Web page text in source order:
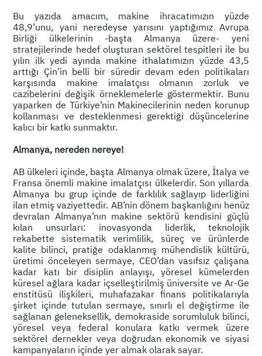
Bu yazıda amacım, makine ihracatımızın yüzde
48,9’unu, yani neredeyse yarısını yaptığımız Avrupa
Birliği ülkelerinin -başta Almanya üzere- yeni
stratejilerinde hedef oluşturan sektörel tespitleri ile bu
yılın ilk yedi ayında makine ithalatımızın yüzde 43,5
arttığı Çin’in belli bir süredir devam eden politikaları
karşısında makine imalatçısı olmanın zorluk ve
cazibelerini değişik örneklemelerle göstermektir. Bunu
yaparken de Türkiye’nin Makinecilerinin neden korunup
kollanması ve desteklenmesi gerektiği düşüncelerine
kalıcı bir katkı sunmaktır.
Almanya, nereden nereye!
AB ülkeleri içinde, başta Almanya olmak üzere, İtalya ve
Fransa önemli makine imalatçısı ülkelerdir. Son yıllarda
Almanya bu grup içinde de farklılık sağlayıp liderliğini
ilan etmiş vaziyettedir. AB’nin dönem başkanlığını henüz
devralan Almanya’nın makine sektörü kendisini güçlü
kılan unsurları: inovasyonda liderlik, teknolojik
rekabette sistematik verimlilik, süreç ve ürünlerde
kalite bilinci, pratiğe odaklanmış mühendislik kültürü,
üretimi önceleyen sermaye, CEO’dan vasıfsız çalışana
kadar katı bir disiplin anlayışı, yöresel kümelerden
küresel ağlara kadar içselleştirilmiş üniversite ve Ar-Ge
enstitüsü ilişkileri, muhafazakar finans politikalarıyla
şirket içinde tutulan sermaye, sınırlı el değiştirme ile
sağlanan geleneksellik, demokraside sorumluluk bilinci,
yöresel veya federal konulara katkı vermek üzere
sektörel dernekler veya doğrudan ekonomik ve siyasi
kampanyaların içinde yer almak olarak sayar.